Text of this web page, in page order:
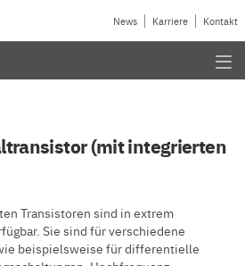
News Karriere Kontakt
(mit integrierten
Transistoren sind in extrem
Sie sind für verschiedene
beispielsweise für differentielle